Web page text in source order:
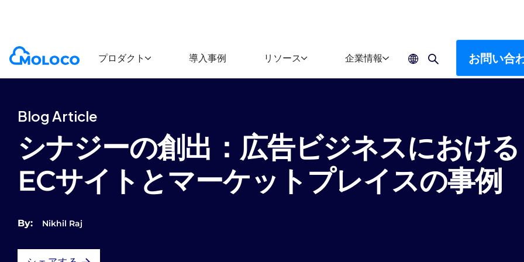
プロダクト 導入事例 リソース 企業情報 お問い合
Blogs
Blog Article
シナジーの創出：広告ビジネスにおける
ECサイトとマーケットプレイスの事例
By: Nikhil Raj